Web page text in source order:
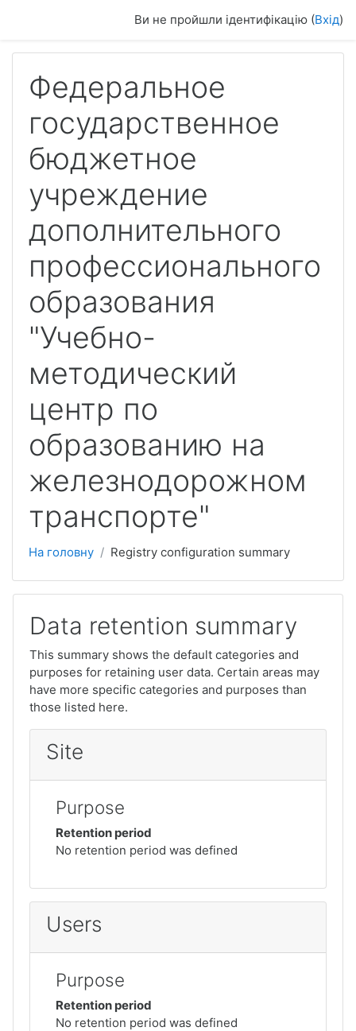
Ви не пройшли ідентифікацію (Вхід)
Федеральное
государственное
бюджетное
учреждение
дополнительного
профессионального
образования
"Учебно-
методический
центр по
образованию на
железнодорожном
транспорте"
На головну Registry configuration summary
Data retention summary
This summary shows the default categories and
purposes for retaining user data. Certain areas may
have more specific categories and purposes than
those listed here.
Site
Purpose
Retention period
No retention period was defined
Users
Purpose
Retention period
No retention period was defined